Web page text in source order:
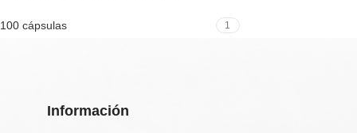
100 cápsulas 1
Información